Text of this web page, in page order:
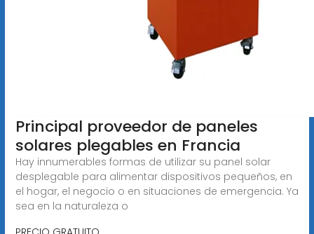
Principal proveedor de paneles
solares plegables en Francia
Hay innumerables formas de utilizar su panel solar
desplegable para alimentar dispositivos pequeños, en
el hogar, el negocio o en situaciones de emergencia. Ya
sea en la naturaleza o